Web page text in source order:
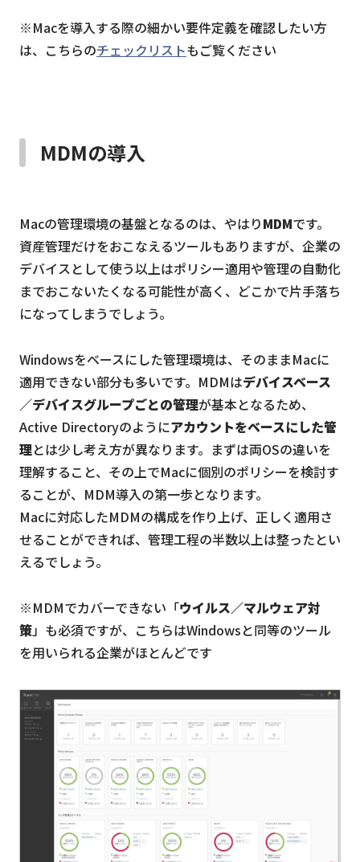
※Macを導入する際の細かい要件定義を確認したい方
は、こちらのチェックリストもご覧ください
MDMの導入
Macの管理環境の基盤となるのは、やはりMDMです。
資産管理だけをおこなえるツールもありますが、企業の
デバイスとして使う以上はポリシー適用や管理の自動化
までおこないたくなる可能性が高く、どこかで片手落ち
になってしまうでしょう。
Windowsをベースにした管理環境は、そのままMacに
適用できない部分も多いです。MDMはデバイスベース
／デバイスグループごとの管理が基本となるため、
Active Directoryのようにアカウントをベースにした管
理とは少し考え方が異なります。まずは両OSの違いを
理解すること、その上でMacに個別のポリシーを検討す
ることが、MDM導入の第一歩となります。
Macに対応したMDMの構成を作り上げ、正しく適用さ
せることができれば、管理工程の半数以上は整ったとい
えるでしょう。
※MDMでカバーできない「ウイルス／マルウェア対
策」も必須ですが、こちらはWindowsと同等のツール
を用いられる企業がほとんどです